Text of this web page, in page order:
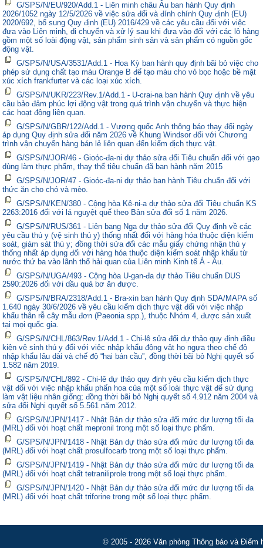
G/SPS/N/EU/920/Add.1 - Liên minh châu Âu ban hành Quy định
2026/1052 ngày 12/5/2026 về việc sửa đổi và đính chính Quy định (EU)
2020/692, bổ sung Quy định (EU) 2016/429 về các yêu cầu đối với việc
đưa vào Liên minh, di chuyển và xử lý sau khi đưa vào đối với các lô hàng
gồm một số loài động vật, sản phẩm sinh sản và sản phẩm có nguồn gốc
động vật.
G/SPS/N/USA/3531/Add.1 - Hoa Kỳ ban hành quy định bãi bỏ việc cho
phép sử dụng chất tạo màu Orange B để tạo màu cho vỏ bọc hoặc bề mặt
xúc xích frankfurter và các loại xúc xích.
G/SPS/N/UKR/223/Rev.1/Add.1 - U-crai-na ban hành Quy định về yêu
cầu bảo đảm phúc lợi động vật trong quá trình vận chuyển và thực hiện
các hoạt động liên quan.
G/SPS/N/GBR/122/Add.1 - Vương quốc Anh thông báo thay đổi ngày
áp dụng Quy định sửa đổi năm 2026 về Khung Windsor đối với Chương
trình vận chuyển hàng bán lẻ liên quan đến kiểm dịch thực vật.
G/SPS/N/JOR/46 - Gioóc-đa-ni dự thảo sửa đổi Tiêu chuẩn đối với gạo
dùng làm thực phẩm, thay thế tiêu chuẩn đã ban hành năm 2015
G/SPS/N/JOR/47 - Gioóc-đa-ni dự thảo ban hành Tiêu chuẩn đối với
thức ăn cho chó và mèo.
G/SPS/N/KEN/380 - Cộng hòa Kê-ni-a dự thảo sửa đổi Tiêu chuẩn KS
2263:2016 đối với lá nguyệt quế theo Bản sửa đổi số 1 năm 2026.
G/SPS/N/RUS/361 - Liên bang Nga dự thảo sửa đổi Quy định về các
yêu cầu thú y (vệ sinh thú y) thống nhất đối với hàng hóa thuộc diện kiểm
soát, giám sát thú y; đồng thời sửa đổi các mẫu giấy chứng nhận thú y
thống nhất áp dụng đối với hàng hóa thuộc diện kiểm soát nhập khẩu từ
nước thứ ba vào lãnh thổ hải quan của Liên minh Kinh tế Á - Âu.
G/SPS/N/UGA/493 - Cộng hòa U-gan-đa dự thảo Tiêu chuẩn DUS
2590:2026 đối với dầu quả bơ ăn được.
G/SPS/N/BRA/2318/Add.1 - Bra-xin ban hành Quy định SDA/MAPA số
1.640 ngày 30/6/2026 về yêu cầu kiểm dịch thực vật đối với việc nhập
khẩu thân rễ cây mẫu đơn (Paeonia spp.), thuộc Nhóm 4, được sản xuất
tại mọi quốc gia.
G/SPS/N/CHL/863/Rev.1/Add.1 - Chi-lê sửa đổi dự thảo quy định điều
kiện vệ sinh thú y đối với việc nhập khẩu động vật họ ngựa theo chế độ
nhập khẩu lâu dài và chế độ “hai bán cầu”, đồng thời bãi bỏ Nghị quyết số
1.582 năm 2019.
G/SPS/N/CHL/892 - Chi-lê dự thảo quy định yêu cầu kiểm dịch thực
vật đối với việc nhập khẩu phấn hoa của một số loài thực vật để sử dụng
làm vật liệu nhân giống; đồng thời bãi bỏ Nghị quyết số 4.912 năm 2004 và
sửa đổi Nghị quyết số 5.561 năm 2012.
G/SPS/N/JPN/1417 - Nhật Bản dự thảo sửa đổi mức dư lượng tối đa
(MRL) đối với hoạt chất mepronil trong một số loại thực phẩm.
G/SPS/N/JPN/1418 - Nhật Bản dự thảo sửa đổi mức dư lượng tối đa
(MRL) đối với hoạt chất prosulfocarb trong một số loại thực phẩm.
G/SPS/N/JPN/1419 - Nhật Bản dự thảo sửa đổi mức dư lượng tối đa
(MRL) đối với hoạt chất tetraniliprole trong một số loại thực phẩm.
G/SPS/N/JPN/1420 - Nhật Bản dự thảo sửa đổi mức dư lượng tối đa
(MRL) đối với hoạt chất triforine trong một số loại thực phẩm.
© 2005 - 2026 Văn phòng Thông báo và